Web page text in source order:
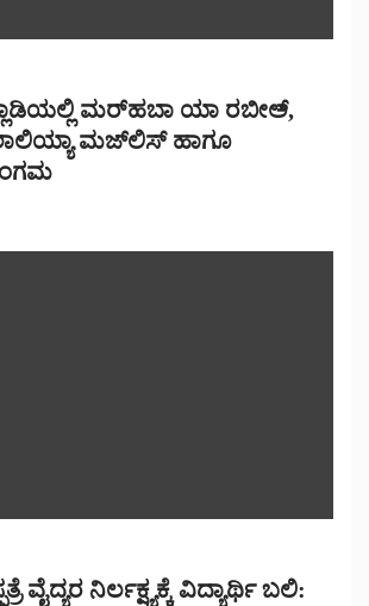
ಮರ್‌‌ಹಬಾ ಯಾ ರಬೀಅ್,
ಮಜ್‌‌ಲಿಸ್‌‌ ಹಾಗೂ
ವೈದ್ಯರ ನಿರ್ಲಕ್ಷ್ಯಕ್ಕೆ ವಿದ್ಯಾರ್ಥಿ ಬಲಿ: